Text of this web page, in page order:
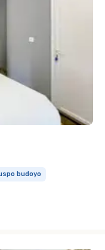
budoyo